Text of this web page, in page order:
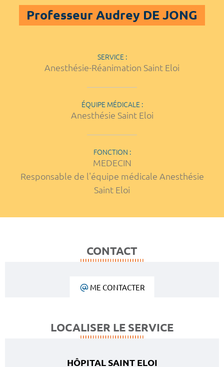
Professeur Audrey DE JONG
SERVICE :
Anesthésie-Réanimation Saint Eloi
ÉQUIPE MÉDICALE :
Anesthésie Saint Eloi
FONCTION :
MEDECIN
Responsable de l'équipe médicale Anesthésie
Saint Eloi
CONTACT
ME CONTACTER
LOCALISER LE SERVICE
HÔPITAL SAINT ELOI